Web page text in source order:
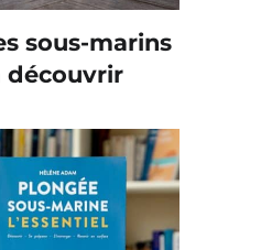
sous-marins
découvrir